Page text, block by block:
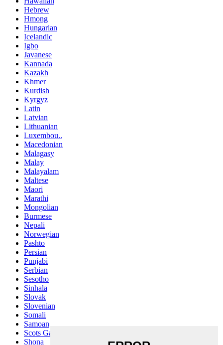
Hebrew
Hmong
Hungarian
Icelandic
Igbo
Javanese
Kannada
Kazakh
Khmer
Kurdish
Kyrgyz
Latin
Latvian
Lithuanian
Luxembou..
Macedonian
Malagasy
Malay
Malayalam
Maltese
Maori
Marathi
Mongolian
Burmese
Nepali
Norwegian
Pashto
Persian
Punjabi
Serbian
Sesotho
Sinhala
Slovak
Slovenian
Somali
Samoan
Scots Gaelic
Shona